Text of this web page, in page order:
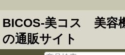
BICOS-美コス 美容
の通販サイト